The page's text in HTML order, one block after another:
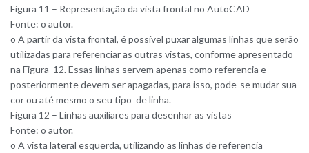
Figura 11 – Representação da vista frontal no AutoCAD
Fonte: o autor.
o A partir da vista frontal, é possível puxar algumas linhas que serão
utilizadas para referenciar as outras vistas, conforme apresentado
na Figura 12. Essas linhas servem apenas como referencia e
posteriormente devem ser apagadas, para isso, pode-se mudar sua
cor ou até mesmo o seu tipo de linha.
Figura 12 – Linhas auxiliares para desenhar as vistas
Fonte: o autor.
o A vista lateral esquerda, utilizando as linhas de referencia